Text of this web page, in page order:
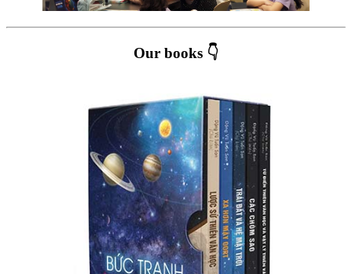
Our books 👇